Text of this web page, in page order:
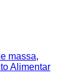
massa,
Alimentar